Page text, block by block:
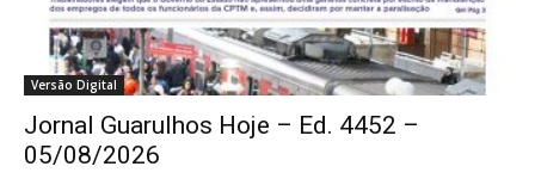
Versão Digital
Jornal Guarulhos Hoje – Ed. 4452 –
05/08/2026